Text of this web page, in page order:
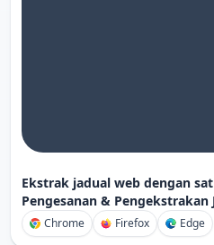
Ekstrak jadual web dengan
Pengesanan & Pengekstrakan
Chrome Firefox Edge